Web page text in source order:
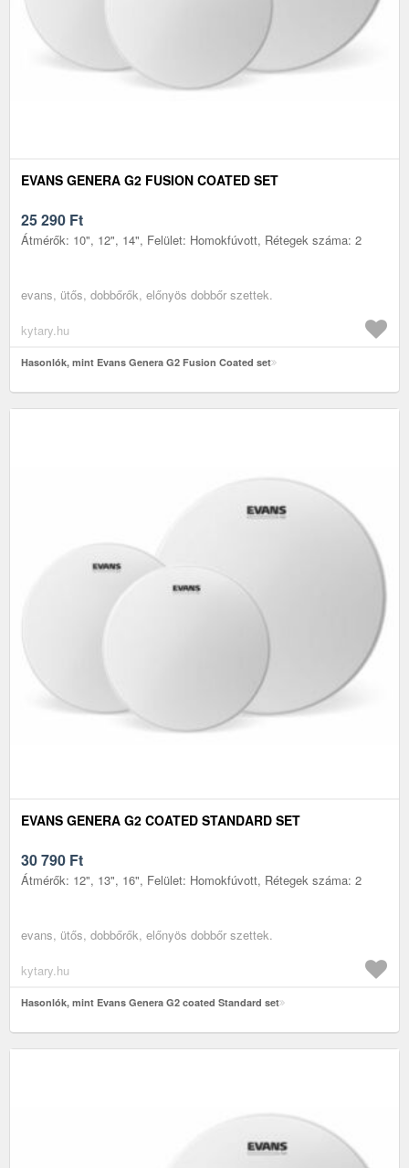
EVANS GENERA G2 FUSION COATED SET
25 290 Ft
Átmérők: 10", 12", 14", Felület: Homokfúvott, Rétegek száma: 2
evans, ütős, dobbőrők, előnyös dobbőr szettek.
kytary.hu
Hasonlók, mint Evans Genera G2 Fusion Coated set
EVANS GENERA G2 COATED STANDARD SET
30 790 Ft
Átmérők: 12", 13", 16", Felület: Homokfúvott, Rétegek száma: 2
evans, ütős, dobbőrők, előnyös dobbőr szettek.
kytary.hu
Hasonlók, mint Evans Genera G2 coated Standard set